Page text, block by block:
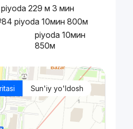
229 м 3 мин
piyoda 10мин 800м
piyoda 10мин
850м
Sun'iy yo'ldosh